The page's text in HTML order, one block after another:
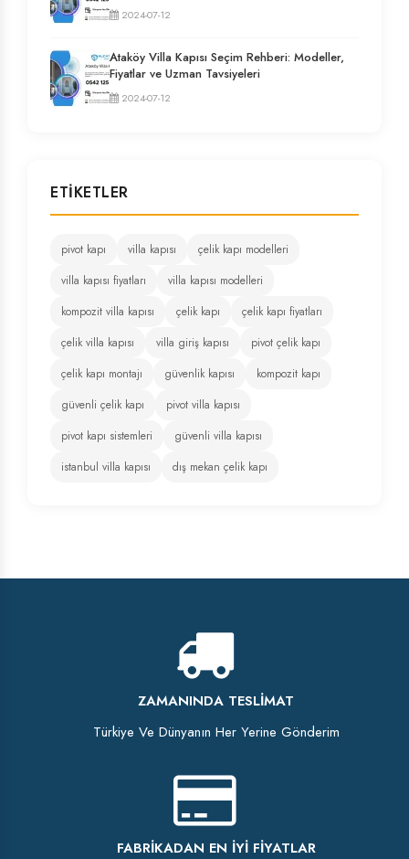
2024-07-12
Ataköy Villa Kapısı Seçim Rehberi: Modeller,
Fiyatlar ve Uzman Tavsiyeleri
2024-07-12
ETIKETLER
pivot kapı villa kapısı
çelik kapı modelleri
villa kapısı fiyatları
villa kapısı modelleri
kompozit villa kapısı
çelik kapı
çelik kapı fiyatları
çelik villa kapısı
villa giriş kapısı
pivot çelik kapı
çelik kapı montajı
güvenlik kapısı
kompozit kapı
güvenli çelik kapı
pivot villa kapısı
pivot kapı sistemleri
güvenli villa kapısı
istanbul villa kapısı
dış mekan çelik kapı
ZAMANINDA TESLIMAT
Türkiye Ve Dünyanın Her Yerine Gönderim
FABRIKADAN EN İYI FIYATLAR